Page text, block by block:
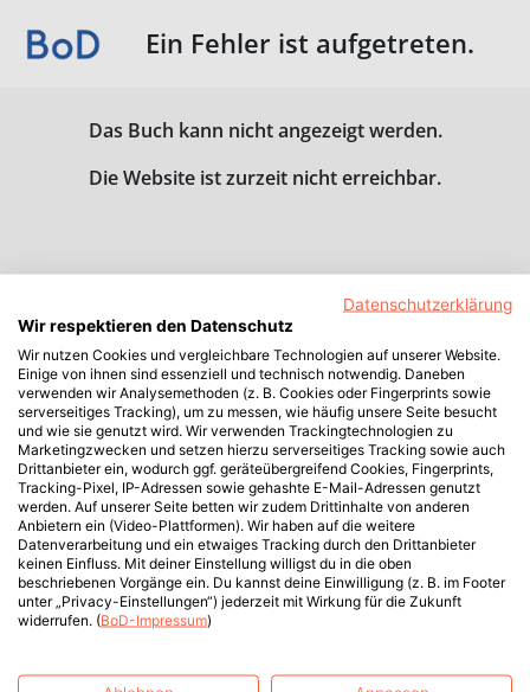
Ein Fehler ist aufgetreten.
Das Buch kann nicht angezeigt werden.
Die Website ist zurzeit nicht erreichbar.
Datenschutzerklärung
Wir respektieren den Datenschutz
Wir nutzen Cookies und vergleichbare Technologien auf unserer Website.
Einige von ihnen sind essenziell und technisch notwendig. Daneben
verwenden wir Analysemethoden (z. B. Cookies oder Fingerprints sowie
serverseitiges Tracking), um zu messen, wie häufig unsere Seite besucht
und wie sie genutzt wird. Wir verwenden Trackingtechnologien zu
Marketingzwecken und setzen hierzu serverseitiges Tracking sowie auch
Drittanbieter ein, wodurch ggf. geräteübergreifend Cookies, Fingerprints,
Tracking-Pixel, IP-Adressen sowie gehashte E-Mail-Adressen genutzt
werden. Auf unserer Seite betten wir zudem Drittinhalte von anderen
Anbietern ein (Video-Plattformen). Wir haben auf die weitere
Datenverarbeitung und ein etwaiges Tracking durch den Drittanbieter
keinen Einfluss. Mit deiner Einstellung willigst du in die oben
beschriebenen Vorgänge ein. Du kannst deine Einwilligung (z. B. im Footer
unter „Privacy-Einstellungen“) jederzeit mit Wirkung für die Zukunft
widerrufen. (BoD-Impressum)